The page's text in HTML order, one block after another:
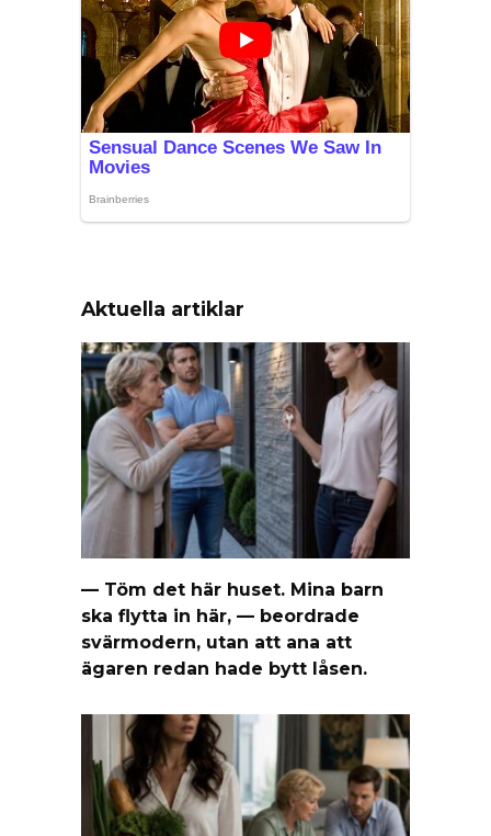
Aktuella artiklar
— Töm det här huset. Mina barn
ska flytta in här, — beordrade
svärmodern, utan att ana att
ägaren redan hade bytt låsen.